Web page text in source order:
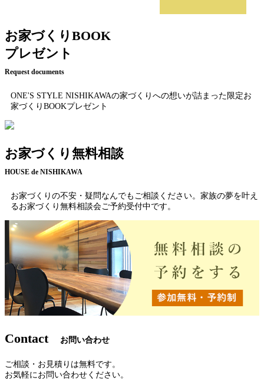
お家づくりBOOK
プレゼント
Request documents
ONE'S STYLE NISHIKAWAの家づくりへの想いが詰まった限定お
家づくりBOOKプレゼント
お家づくり無料相談
HOUSE de NISHIKAWA
お家づくりの不安・疑問なんでもご相談ください。家族の夢を叶え
るお家づくり無料相談会ご予約受付中です。
Contact お問い合わせ
ご相談・お見積りは無料です。
お気軽にお問い合わせください。